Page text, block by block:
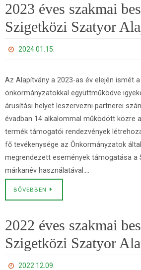
2023 éves szakmai
Szigetközi Szatyor
2024.01.15.
Az Alapítvány a 2023-as év elején ismét
önkormányzatokkal együttműködve
árusítási helyet leszervezni partnerei
évadban 14 alkalommal működött közre
termék támogatói rendezvények
fő tevékenysége az Önkormányzatok
megrendezett események támogatása a
márkanév használatával….
BŐVEBBEN
2022 éves szakmai
Szigetközi Szatyor
2022.12.09.